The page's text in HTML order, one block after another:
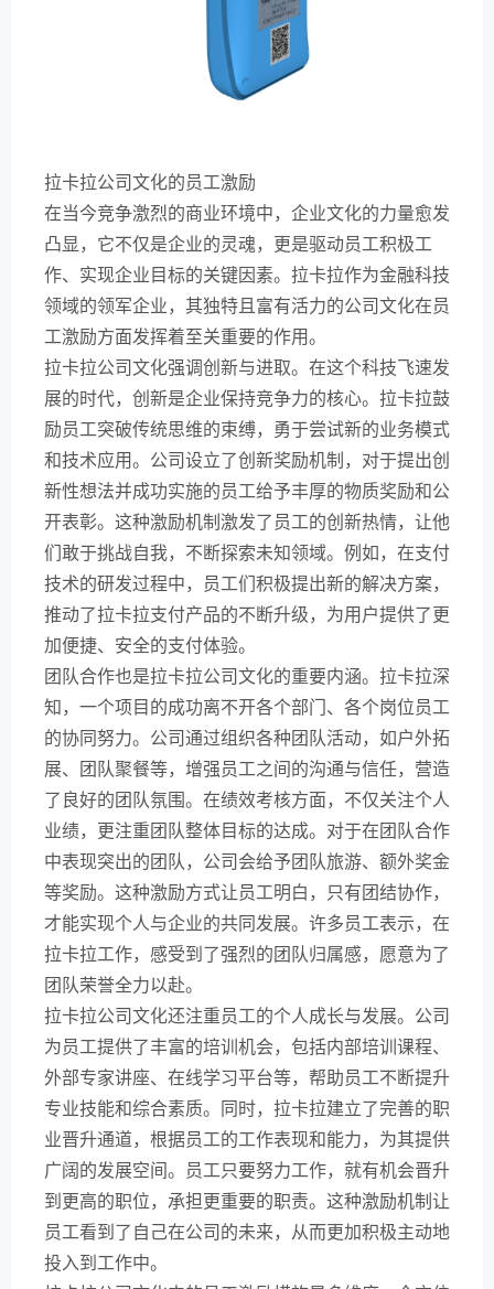
拉卡拉公司文化的员工激励
在当今竞争激烈的商业环境中，企业文化的力量愈发
凸显，它不仅是企业的灵魂，更是驱动员工积极工
作、实现企业目标的关键因素。拉卡拉作为金融科技
领域的领军企业，其独特且富有活力的公司文化在员
工激励方面发挥着至关重要的作用。
拉卡拉公司文化强调创新与进取。在这个科技飞速发
展的时代，创新是企业保持竞争力的核心。拉卡拉鼓
励员工突破传统思维的束缚，勇于尝试新的业务模式
和技术应用。公司设立了创新奖励机制，对于提出创
新性想法并成功实施的员工给予丰厚的物质奖励和公
开表彰。这种激励机制激发了员工的创新热情，让他
们敢于挑战自我，不断探索未知领域。例如，在支付
技术的研发过程中，员工们积极提出新的解决方案，
推动了拉卡拉支付产品的不断升级，为用户提供了更
加便捷、安全的支付体验。
团队合作也是拉卡拉公司文化的重要内涵。拉卡拉深
知，一个项目的成功离不开各个部门、各个岗位员工
的协同努力。公司通过组织各种团队活动，如户外拓
展、团队聚餐等，增强员工之间的沟通与信任，营造
了良好的团队氛围。在绩效考核方面，不仅关注个人
业绩，更注重团队整体目标的达成。对于在团队合作
中表现突出的团队，公司会给予团队旅游、额外奖金
等奖励。这种激励方式让员工明白，只有团结协作，
才能实现个人与企业的共同发展。许多员工表示，在
拉卡拉工作，感受到了强烈的团队归属感，愿意为了
团队荣誉全力以赴。
拉卡拉公司文化还注重员工的个人成长与发展。公司
为员工提供了丰富的培训机会，包括内部培训课程、
外部专家讲座、在线学习平台等，帮助员工不断提升
专业技能和综合素质。同时，拉卡拉建立了完善的职
业晋升通道，根据员工的工作表现和能力，为其提供
广阔的发展空间。员工只要努力工作，就有机会晋升
到更高的职位，承担更重要的职责。这种激励机制让
员工看到了自己在公司的未来，从而更加积极主动地
投入到工作中。